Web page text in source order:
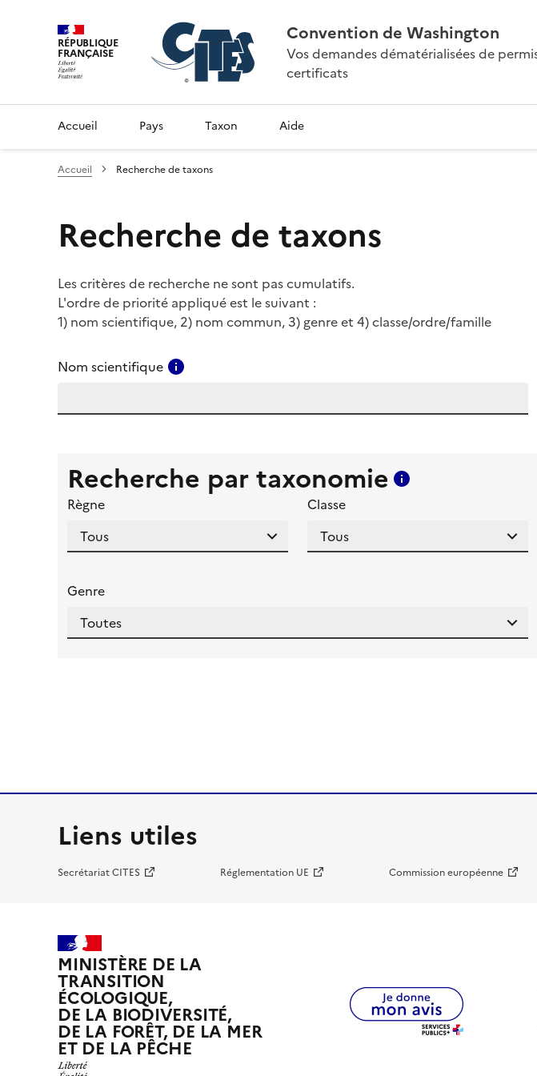
RÉPUBLIQUE
FRANÇAISE
Convention de Washington
Vos demandes dématérialisées de
certificats
Accueil Pays Taxon Aide
Accueil Recherche de taxons
Recherche de taxons
Les critères de recherche ne sont pas cumulatifs.
L'ordre de priorité appliqué est le suivant :
1) nom scientifique, 2) nom commun, 3) genre et 4) classe/ordre/famille
Nom scientifique
Recherche par taxonomie
Règne
Classe
Genre
Liens utiles
Secrétariat CITES Réglementation UE Commission européenne
MINISTÈRE DE LA
TRANSITION
ÉCOLOGIQUE,
DE LA BIODIVERSITÉ,
DE LA FORÊT, DE LA MER
ET DE LA PÊCHE